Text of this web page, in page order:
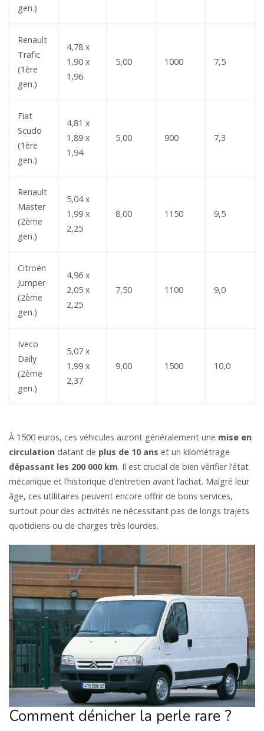
gen.)
Renault
Trafic
(1ère
gen.)
4,78 x
1,90 x
1,96
5,00 1000 7,5
Fiat
Scudo
(1ère
gen.)
4,81 x
1,89 x
1,94
5,00 900 7,3
Renault
Master
(2ème
gen.)
5,04 x
1,99 x
2,25
8,00 1150 9,5
Citroën
Jumper
(2ème
gen.)
4,96 x
2,05 x
2,25
7,50 1100 9,0
Iveco
Daily
(2ème
gen.)
5,07 x
1,99 x
2,37
9,00 1500 10,0
À 1500 euros, ces véhicules auront généralement une mise en
circulation datant de plus de 10 ans et un kilométrage
dépassant les 200 000 km. Il est crucial de bien vérifier l’état
mécanique et l’historique d’entretien avant l’achat. Malgré leur
âge, ces utilitaires peuvent encore offrir de bons services,
surtout pour des activités ne nécessitant pas de longs trajets
quotidiens ou de charges très lourdes.
Comment dénicher la perle rare ?